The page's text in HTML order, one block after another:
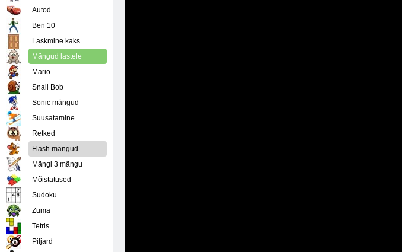
Autod
Ben 10
Laskmine kaks
Mängud lastele
Mario
Snail Bob
Sonic mängud
Suusatamine
Retked
Flash mängud
Mängi 3 mängu
Mõistatused
Sudoku
Zuma
Tetris
Piljard